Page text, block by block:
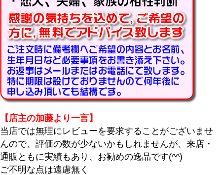
【店主の加藤より一言】
当店では無理にレビューを要求することがございませ
んので、評価の数が少ないかもしれませんが、来店・
通販ともに実績もあり、お勧めの逸品です(^^)
ご不明な点は遠慮無く
商品タグ
セール
限定
再入荷
翌日発送
在庫なし商品
在庫なし商品を表示しない
商品番号/JANコード
バンドル販売